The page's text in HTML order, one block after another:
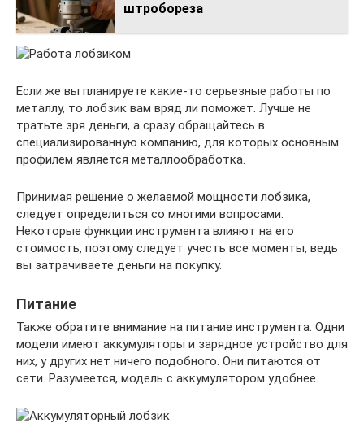
штробореза
Если же вы планируете какие-то серьезные работы по
металлу, то лобзик вам вряд ли поможет. Лучше не
тратьте зря деньги, а сразу обращайтесь в
специализированную компанию, для которых основным
профилем является металлообработка.
Принимая решение о желаемой мощности лобзика,
следует определиться со многими вопросами.
Некоторые функции инструмента влияют на его
стоимость, поэтому следует учесть все моменты, ведь
вы затрачиваете деньги на покупку.
Питание
Также обратите внимание на питание инструмента. Одни
модели имеют аккумуляторы и зарядное устройство для
них, у других нет ничего подобного. Они питаются от
сети. Разумеется, модель с аккумулятором удобнее.